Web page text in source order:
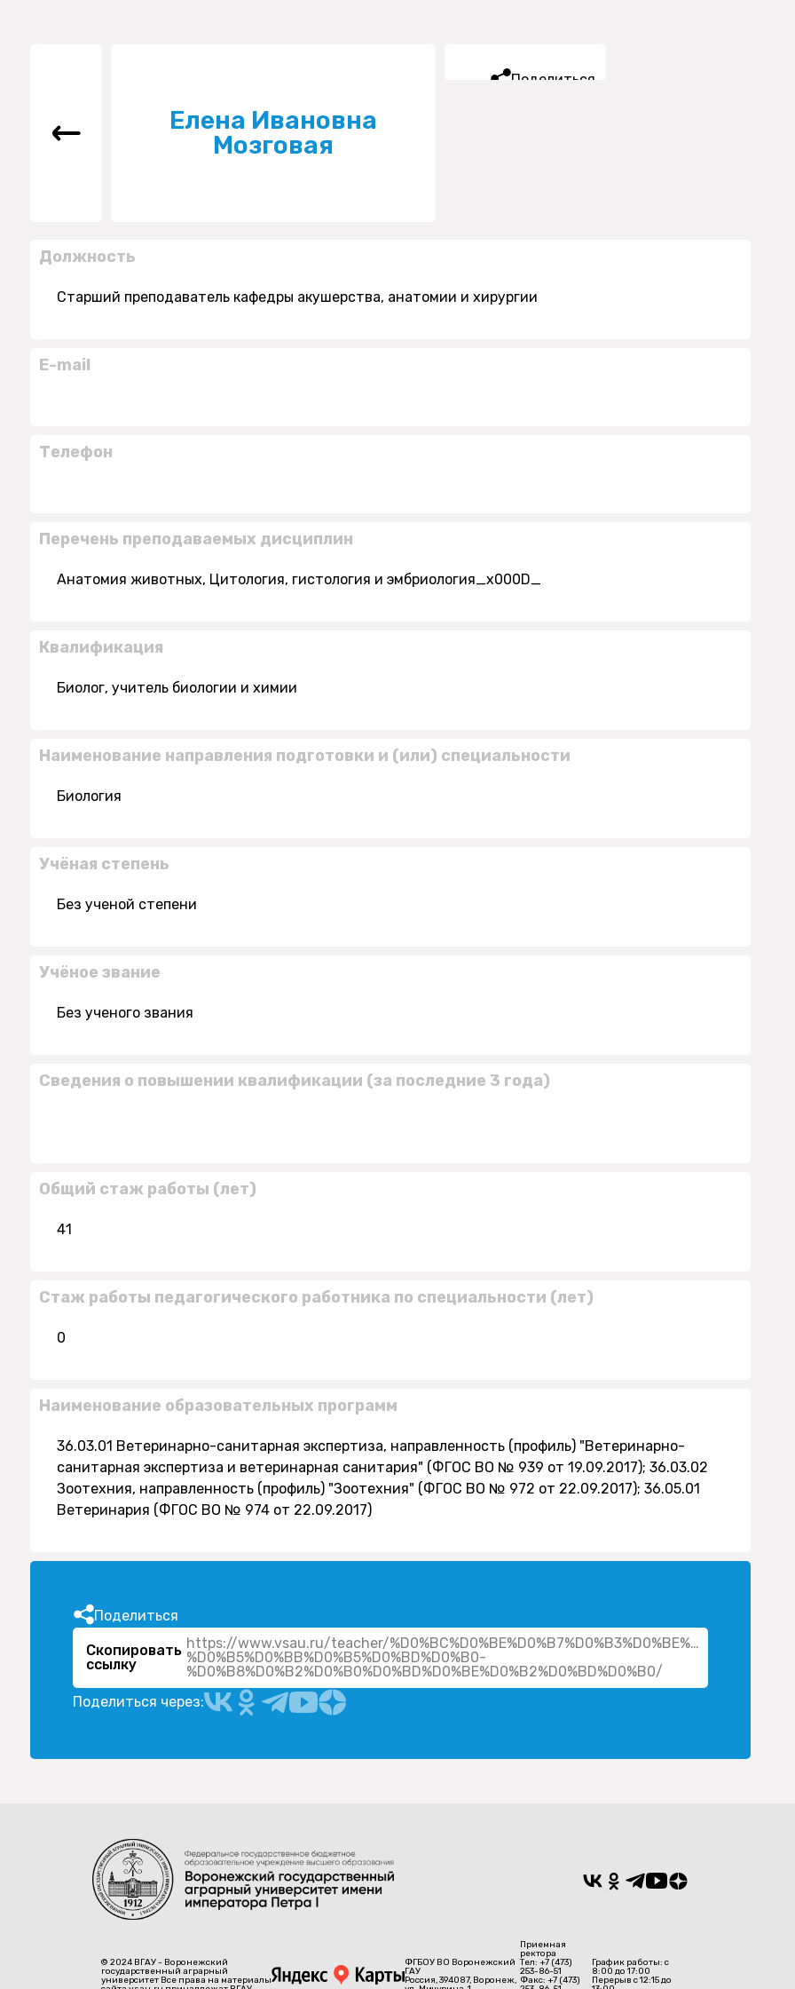
Елена Ивановна
Мозговая
Поделиться
Должность
Старший преподаватель кафедры акушерства, анатомии и хирургии
E-mail
Телефон
Перечень преподаваемых дисциплин
Анатомия животных, Цитология, гистология и эмбриология_x000D_
Квалификация
Биолог, учитель биологии и химии
Наименование направления подготовки и (или) специальности
Биология
Учёная степень
Без ученой степени
Учёное звание
Без ученого звания
Сведения о повышении квалификации (за последние 3 года)
Общий стаж работы (лет)
41
Стаж работы педагогического работника по специальности (лет)
0
Наименование образовательных программ
36.03.01 Ветеринарно-санитарная экспертиза, направленность (профиль) "Ветеринарно-
санитарная экспертиза и ветеринарная санитария" (ФГОС ВО № 939 от 19.09.2017); 36.03.02
Зоотехния, направленность (профиль) "Зоотехния" (ФГОС ВО № 972 от 22.09.2017); 36.05.01
Ветеринария (ФГОС ВО № 974 от 22.09.2017)
Поделиться
Скопировать
ссылку
https://www.vsau.ru/teacher/
%D0%B5%D0%BB%D0%B5%D0%BD%D0%B0-
%D0%B8%D0%B2%D0%B0%D0%BD%D0%BE%D0%B2%D0%BD%D0%B0/
Поделиться через:
© 2024 ВГАУ - Воронежский
государственный аграрный
университет Все права на материалы
ФГБОУ ВО Воронежский
ГАУ
Россия, 394087, Воронеж,
Приемная
ректора
Тел: +7 (473)
253-86-51
Факс: +7 (473)
График работы: с
8:00 до 17:00
Перерыв с 12:15 до